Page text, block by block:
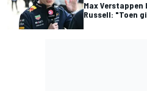
Max
Russell: "Toen